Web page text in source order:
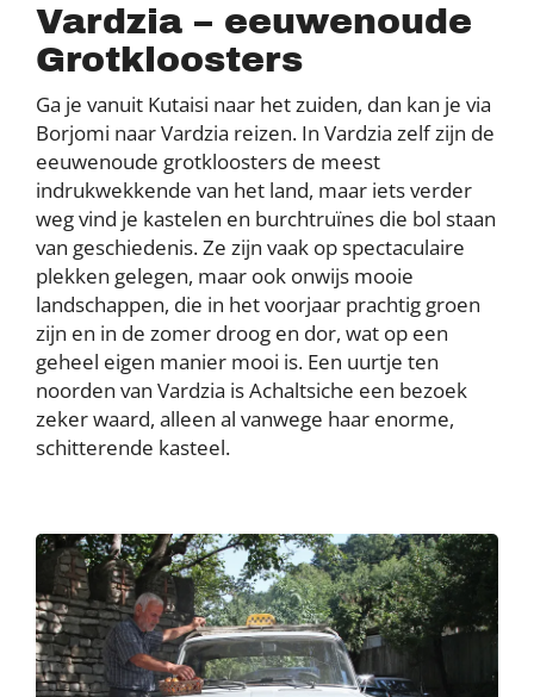
Vardzia – eeuwenoude
Grotkloosters
Ga je vanuit Kutaisi naar het zuiden, dan kan je via
Borjomi naar Vardzia reizen. In Vardzia zelf zijn de
eeuwenoude grotkloosters de meest
indrukwekkende van het land, maar iets verder
weg vind je kastelen en burchtruïnes die bol staan
van geschiedenis. Ze zijn vaak op spectaculaire
plekken gelegen, maar ook onwijs mooie
landschappen, die in het voorjaar prachtig groen
zijn en in de zomer droog en dor, wat op een
geheel eigen manier mooi is. Een uurtje ten
noorden van Vardzia is Achaltsiche een bezoek
zeker waard, alleen al vanwege haar enorme,
schitterende kasteel.